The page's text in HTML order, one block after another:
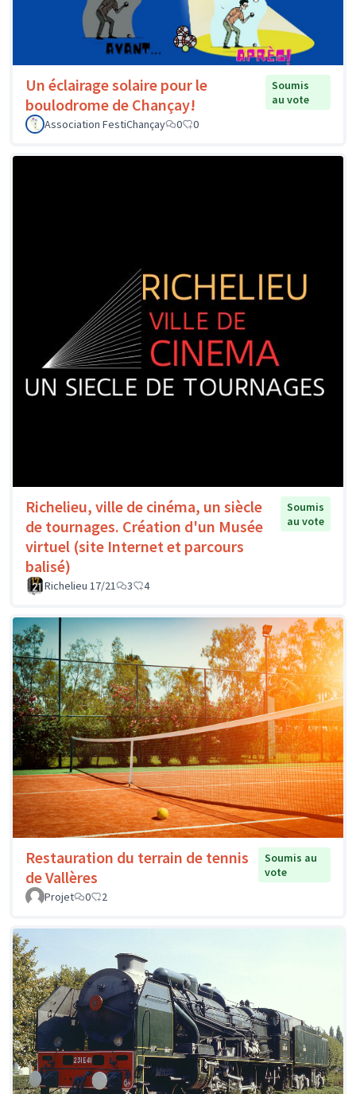
Un éclairage solaire pour le
boulodrome de Chançay!
Soumis
au vote
Association FestiChançay
0 0
Richelieu, ville de cinéma, un siècle
de tournages. Création d'un Musée
virtuel (site Internet et parcours
balisé)
Soumis
au vote
Richelieu 17/21 3 4
Restauration du terrain de tennis
de Vallères
Soumis au
vote
Projet
0 2